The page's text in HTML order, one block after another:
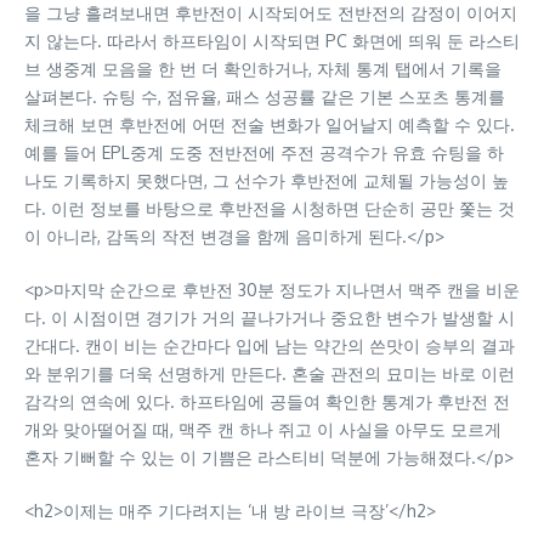
을 그냥 흘려보내면 후반전이 시작되어도 전반전의 감정이 이어지
지 않는다. 따라서 하프타임이 시작되면 PC 화면에 띄워 둔 라스티
브 생중계 모음을 한 번 더 확인하거나, 자체 통계 탭에서 기록을
살펴본다. 슈팅 수, 점유율, 패스 성공률 같은 기본 스포츠 통계를
체크해 보면 후반전에 어떤 전술 변화가 일어날지 예측할 수 있다.
예를 들어 EPL중계 도중 전반전에 주전 공격수가 유효 슈팅을 하
나도 기록하지 못했다면, 그 선수가 후반전에 교체될 가능성이 높
다. 이런 정보를 바탕으로 후반전을 시청하면 단순히 공만 쫓는 것
이 아니라, 감독의 작전 변경을 함께 음미하게 된다.</p>
<p>마지막 순간으로 후반전 30분 정도가 지나면서 맥주 캔을 비운
다. 이 시점이면 경기가 거의 끝나가거나 중요한 변수가 발생할 시
간대다. 캔이 비는 순간마다 입에 남는 약간의 쓴맛이 승부의 결과
와 분위기를 더욱 선명하게 만든다. 혼술 관전의 묘미는 바로 이런
감각의 연속에 있다. 하프타임에 공들여 확인한 통계가 후반전 전
개와 맞아떨어질 때, 맥주 캔 하나 쥐고 이 사실을 아무도 모르게
혼자 기뻐할 수 있는 이 기쁨은 라스티비 덕분에 가능해졌다.</p>
<h2>이제는 매주 기다려지는 ‘내 방 라이브 극장’</h2>